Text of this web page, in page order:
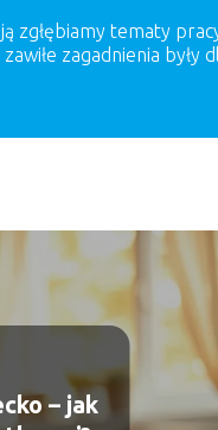
zgłębiamy tematy
zagadnienia były
– jak